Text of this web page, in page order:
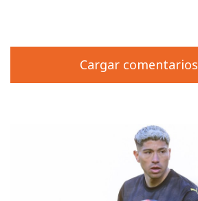
Cargar comentarios